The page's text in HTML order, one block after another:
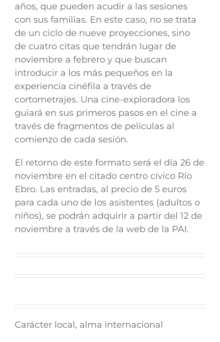
años, que pueden acudir a las sesiones
con sus familias. En este caso, no se trata
de un ciclo de nueve proyecciones, sino
de cuatro citas que tendrán lugar de
noviembre a febrero y que buscan
introducir a los más pequeños en la
experiencia cinéfila a través de
cortometrajes. Una cine-exploradora los
guiará en sus primeros pasos en el cine a
través de fragmentos de películas al
comienzo de cada sesión.
El retorno de este formato será el día 26 de
noviembre en el citado centro cívico Río
Ebro. Las entradas, al precio de 5 euros
para cada uno de los asistentes (adultos o
niños), se podrán adquirir a partir del 12 de
noviembre a través de la web de la PAI.
Carácter local, alma internacional